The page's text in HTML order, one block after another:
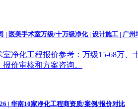
| 医美手术室万级/十万级净化 | 设计施工 | 广州
室净化工程报价参考：万级15-68万
价审核和方案咨询。
| 华南10家净化工程商资质/案例/报价对比